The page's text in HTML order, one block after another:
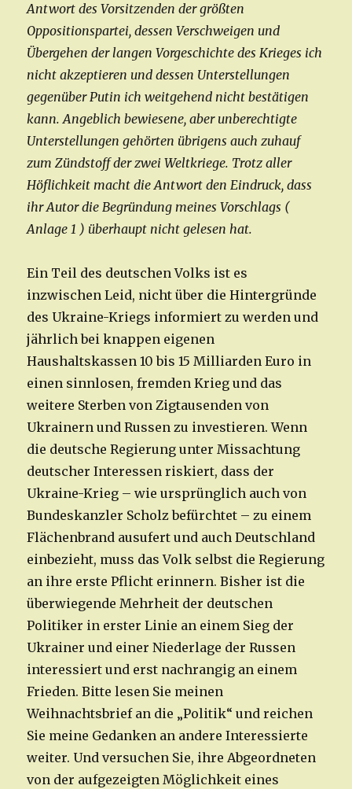
Antwort des Vorsitzenden der größten
Oppositionspartei, dessen Verschweigen und
Übergehen der langen Vorgeschichte des Krieges ich
nicht akzeptieren und dessen Unterstellungen
gegenüber Putin ich weitgehend nicht bestätigen
kann. Angeblich bewiesene, aber unberechtigte
Unterstellungen gehörten übrigens auch zuhauf
zum Zündstoff der zwei Weltkriege. Trotz aller
Höflichkeit macht die Antwort den Eindruck, dass
ihr Autor die Begründung meines Vorschlags (
Anlage 1 ) überhaupt nicht gelesen hat.
Ein Teil des deutschen Volks ist es
inzwischen Leid, nicht über die Hintergründe
des Ukraine-Kriegs informiert zu werden und
jährlich bei knappen eigenen
Haushaltskassen 10 bis 15 Milliarden Euro in
einen sinnlosen, fremden Krieg und das
weitere Sterben von Zigtausenden von
Ukrainern und Russen zu investieren. Wenn
die deutsche Regierung unter Missachtung
deutscher Interessen riskiert, dass der
Ukraine-Krieg – wie ursprünglich auch von
Bundeskanzler Scholz befürchtet – zu einem
Flächenbrand ausufert und auch Deutschland
einbezieht, muss das Volk selbst die Regierung
an ihre erste Pflicht erinnern. Bisher ist die
überwiegende Mehrheit der deutschen
Politiker in erster Linie an einem Sieg der
Ukrainer und einer Niederlage der Russen
interessiert und erst nachrangig an einem
Frieden. Bitte lesen Sie meinen
Weihnachtsbrief an die „Politik“ und reichen
Sie meine Gedanken an andere Interessierte
weiter. Und versuchen Sie, ihre Abgeordneten
von der aufgezeigten Möglichkeit eines